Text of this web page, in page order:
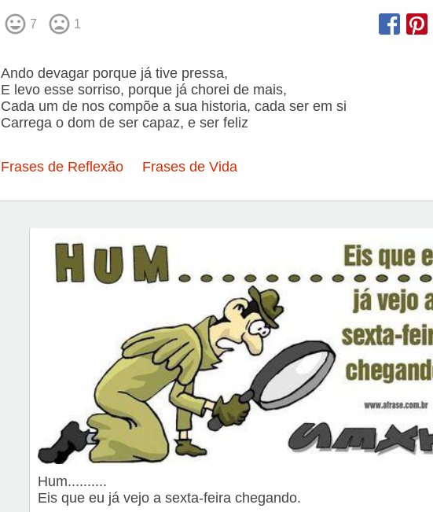
7 1
Ando devagar porque já tive pressa,
E levo esse sorriso, porque já chorei de mais,
Cada um de nos compõe a sua historia, cada ser em si
Carrega o dom de ser capaz, e ser feliz
Frases de Reflexão Frases de Vida
Hum..........
Eis que eu já vejo a sexta-feira chegando.